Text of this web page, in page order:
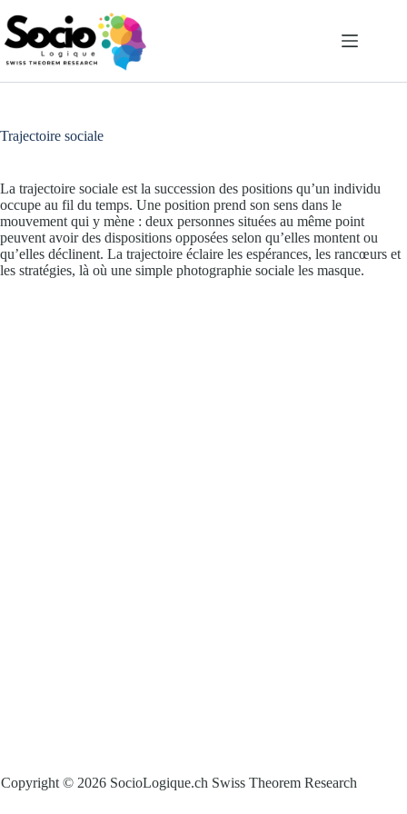
au
contenu
Trajectoire sociale
La trajectoire sociale est la succession des positions qu’un individu
occupe au fil du temps. Une position prend son sens dans le
mouvement qui y mène : deux personnes situées au même point
peuvent avoir des dispositions opposées selon qu’elles montent ou
qu’elles déclinent. La trajectoire éclaire les espérances, les rancœurs et
les stratégies, là où une simple photographie sociale les masque.
Copyright © 2026 SocioLogique.ch Swiss Theorem Research